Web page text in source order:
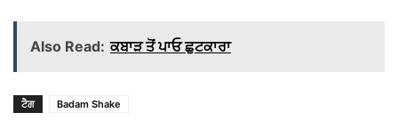
Also Read: ਕਬਾੜ ਤੋਂ ਪਾਓ ਛੁਟਕਾਰਾ
ਟੈਗ Badam Shake